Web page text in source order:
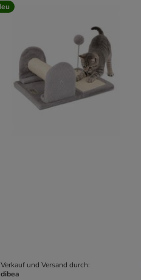
Verkauf und Versand durch:
dibea